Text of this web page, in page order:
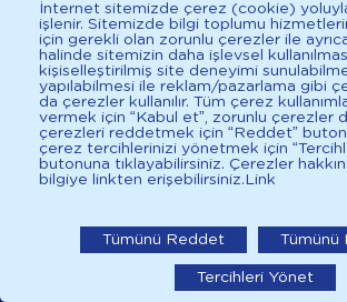
Ece:1. Kraliçe. 2. Güzel kadın. 3.
Ana.
Eda:1. Davranış, tavır. 2. Naz, işve.
Kabadayı.
İlkadımlarım'ı
aç
İnternet sitemizde çerez (cookie)
işlenir. Sitemizde bilgi toplumu
için gerekli olan zorunlu çerezler ile
halinde sitemizin daha işlevsel
kişiselleştirilmiş site deneyimi
yapılabilmesi ile reklam/pazarlama gibi
da çerezler kullanılır. Tüm çerez
vermek için “Kabul et”, zorunlu çerezler
çerezleri reddetmek için “Reddet”
çerez tercihlerinizi yönetmek için
butonuna tıklayabilirsiniz. Çerezler
bilgiye linkten erişebilirsiniz. Link
Tümünü Reddet Tümünü
Tercihleri Yönet